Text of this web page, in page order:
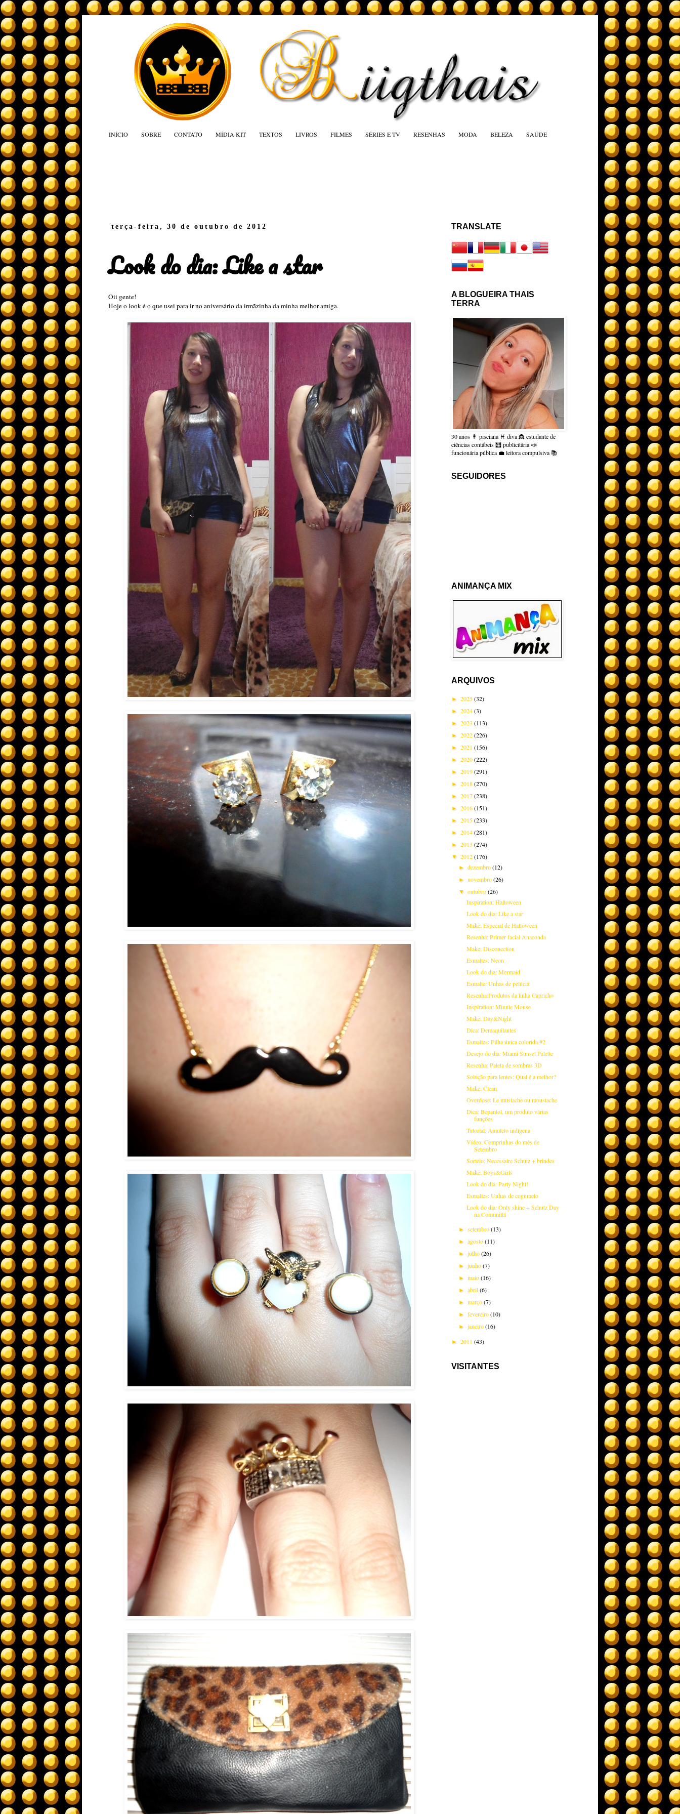
INÍCIO SOBRE CONTATO MÍDIA KIT TEXTOS LIVROS FILMES SÉRIES E TV RESENHAS MODA BELEZA SAÚDE
terça-feira, 30 de outubro de 2012
Look do dia: Like a star
Oii gente!
Hoje o look é o que usei para ir no aniversário da irmãzinha da minha melhor amiga.
TRANSLATE
A BLOGUEIRA THAIS
TERRA
30 anos 👩 pisciana ♓ diva 👸 estudante de
ciências contábeis 🧮 publicitária 📣
funcionária pública 💼 leitora compulsiva 📚
SEGUIDORES
ANIMANÇA MIX
ARQUIVOS
► 2025(32)
► 2024(3)
► 2023 (113)
► 2022(226)
► 2021 (156)
► 2020(222)
► 2019(291)
► 2018(270)
► 2017(238)
► 2016(151)
► 2015(233)
► 2014(281)
► 2013 (274)
▼ 2012(176)
►dezembro(12)
►novembro(26)
▼outubro(26)
Inspiration: Halloween
Look do dia: Like a star
Make: Especial de Halloween
Resenha: Primer facial Anaconda
Make: Disconection
Esmaltes: Neon
Look do dia: Mermaid
Esmalte: Unhas de pelúcia
Resenha:Produtos da linha Capricho
Inspiration: Minnie Mouse
Make: Day&Night
Dica: Demaquilantes
Esmaltes: Filha única colorida #2
Desejo do dia: Miami Sunset Palette
Resenha: Paleta de sombras 3D
Solução para lentes: Qual é a melhor?
Make: Clean
Overdose: Le mustache ou moustache
Dica: Bepantol, um produto várias
funções
Tutorial: Amuleto indígena
Vídeo: Comprinhas do mês de
Setembro
Sorteio: Necessaire Schutz + brindes
Make: Boys&Girls
Look do dia: Party Night!
Esmaltes: Unhas de cogumelo
Look do dia: Only shine + Schutz Day
na Comunittá
►setembro(13)
►agosto(11)
►julho(26)
►junho(7)
►maio(16)
►abril(6)
►março(7)
►fevereiro(10)
►janeiro(16)
► 2011 (43)
VISITANTES